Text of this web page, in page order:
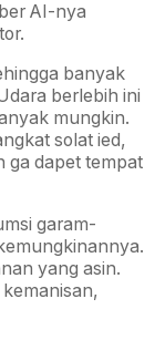
AI-nya
banyak
berlebih ini
mungkin.
solat ied,
ga dapet tempat
garam-
yang asin.